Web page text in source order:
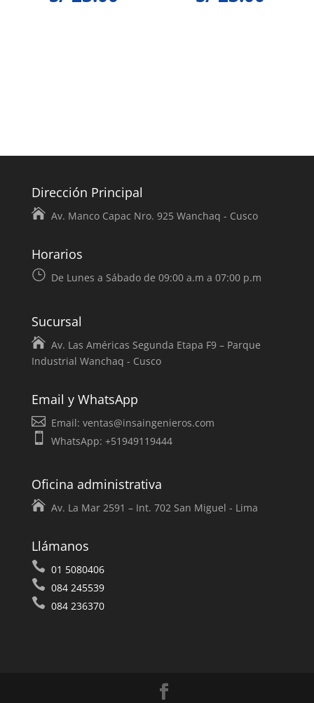
Dirección Principal
Av. Manco Capac Nro. 925 Wanchaq - Cusco
Horarios
De Lunes a Sábado de 09:00 a.m a 07:00 p.m
Sucursal
Av. Las Américas Segunda Etapa F9 – Parque
Industrial Wanchaq - Cusco
Email y WhatsApp
Email: ventas@insaingenieros.com
WhatsApp: +51949119444
Oficina administrativa
Av. La Mar 2591 – Int. 702 San Miguel - Lima
Llámanos
01 5080406
084 245539
084 236370